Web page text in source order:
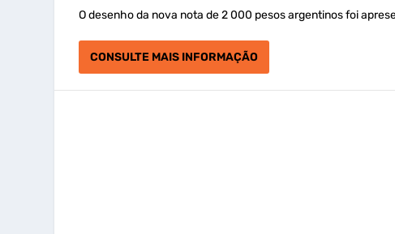
O desenho da nova nota de 2 000 pesos argentinos foi
CONSULTE MAIS INFORMAÇÃO